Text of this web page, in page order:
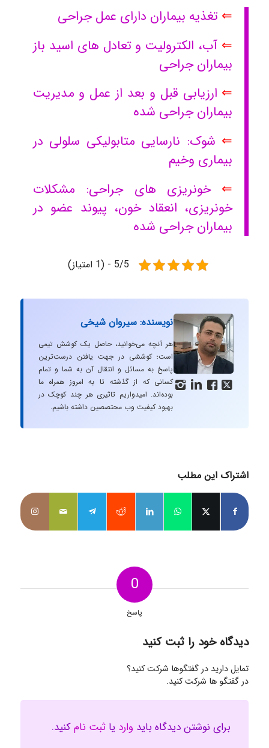
⇐ تغذیه بیماران دارای عمل جراحی
⇐ آب، الکترولیت و تعادل های اسید باز
بیماران جراحی
⇐ ارزیابی قبل و بعد از عمل و مدیریت
بیماران جراحی شده
⇐ شوک: نارسایی متابولیکی سلولی در
بیماری وخیم
⇐خونریزی های جراحی: مشکلات
خونریزی، انعقاد خون، پیوند عضو در
بیماران جراحی شده
5/5 - (1 امتیاز)
   
نویسنده: سیروان شیخی
هر آنچه می‌خوانید، حاصل یک کوشش تیمی
است؛ کوششی در جهت یافتن درست‌ترین
پاسخ به مسائل و انتقال آن به شما و تمام
کسانی که از گذشته تا به امروز همراه ما
بوده‌اند. امیدواریم تاثیری هر چند کوچک در
بهبود کیفیت وب محتصصین داشته باشیم.
اشتراک این مطلب
0
پاسخ
دیدگاه خود را ثبت کنید
تمایل دارید در گفتگوها شرکت کنید؟
در گفتگو ها شرکت کنید.
برای نوشتن دیدگاه باید وارد یا ثبت نامکنید.